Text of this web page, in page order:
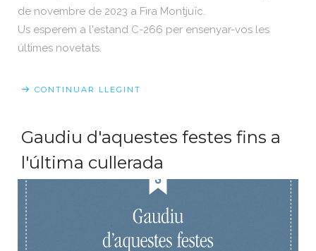
de novembre de 2023 a Fira Montjuïc.
Us esperem a l'estand C-266 per ensenyar-vos les
últimes novetats.
CONTINUAR LLEGINT
Gaudiu d'aquestes festes fins a
l'última cullerada